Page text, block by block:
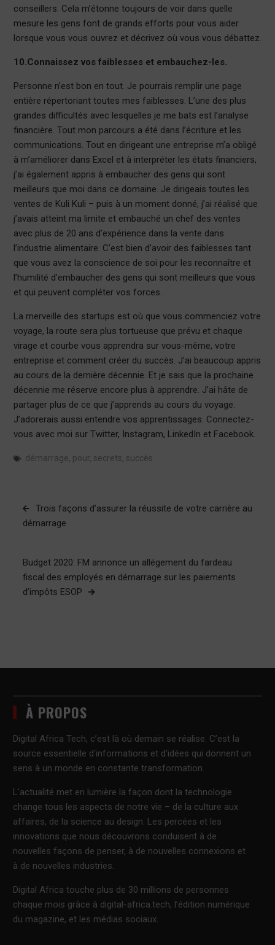
conseillers. Cela m’étonne toujours de voir dans quelle
mesure les gens font de grands efforts pour vous aider
lorsque vous vous ouvrez et décrivez où vous vous débattez.
10.Connaissez vos faiblesses et embauchez-les.
Personne n’est bon en tout. Je pourrais remplir une page
entière répertoriant toutes mes faiblesses. L’une des plus
grandes difficultés avec lesquelles je me bats est l’analyse
financière. Tout mon parcours a été dans l’écriture et les
communications. Tout en dirigeant une entreprise m’a obligé
à m’améliorer dans Excel et à interpréter les états financiers,
j’ai également appris à embaucher des gens qui sont
meilleurs que moi dans ce domaine. Je dirigeais toutes les
ventes de Kuli Kuli – puis à un moment donné, j’ai réalisé que
j’avais atteint ma limite et embauché un chef des ventes
avec plus de 20 ans d’expérience dans la vente dans
l’industrie alimentaire. C’est bien d’avoir des faiblesses tant
que vous avez la conscience de soi pour les reconnaître et
l’humilité d’embaucher des gens qui sont meilleurs que vous
et qui peuvent compléter vos forces.
La merveille des startups est où que vous commenciez votre
voyage, la route sera plus tortueuse que prévu et chaque
virage et courbe vous apprendra sur vous-même, votre
entreprise et comment créer du succès. J’ai beaucoup appris
au cours de la dernière décennie. Et je sais que la prochaine
décennie me réserve encore plus à apprendre. J’ai hâte de
partager plus de ce que j’apprends au cours du voyage.
J’adorerais aussi entendre vos apprentissages. Connectez-
vous avec moi sur Twitter, Instagram, LinkedIn et Facebook.
démarrage, pour, secrets, succès
Navigation
de
Trois façons d’assurer la réussite de votre carrière au
démarrage
Budget 2020: FM annonce un allégement du fardeau
fiscal des employés en démarrage sur les paiements
d’impôts ESOP
À PROPOS
Digital Africa Tech, c’est là où demain se réalise. C’est la
source essentielle d’informations et d’idées qui donnent un
sens à un monde en constante transformation.
L’actualité met en lumière la façon dont la technologie
change tous les aspects de notre vie – de la culture aux
affaires, de la science au design. Les percées et les
innovations que nous découvrons conduisent à de
nouvelles façons de penser, à de nouvelles connexions et
à de nouvelles industries.
Digital Africa touche plus de 30 millions de personnes
chaque mois grâce à digital-africa.tech, l’édition numérique
du magazine, et les médias sociaux.